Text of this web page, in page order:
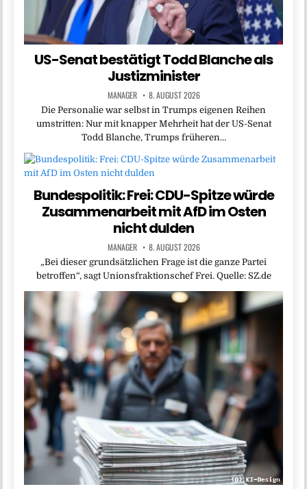
US-Senat bestätigt Todd Blanche als
Justizminister
MANAGER 8. AUGUST 2026
Die Personalie war selbst in Trumps eigenen Reihen
umstritten: Nur mit knapper Mehrheit hat der US-Senat
Todd Blanche, Trumps früheren…
Bundespolitik: Frei: CDU-Spitze würde
Zusammenarbeit mit AfD im Osten
nicht dulden
MANAGER 8. AUGUST 2026
„Bei dieser grundsätzlichen Frage ist die ganze Partei
betroffen“, sagt Unionsfraktionschef Frei. Quelle: SZ.de